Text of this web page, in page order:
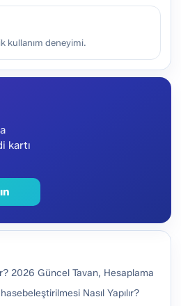
kullanım deneyimi.
kartı
2026 Güncel Tavan, Hesaplama
Nasıl Yapılır?